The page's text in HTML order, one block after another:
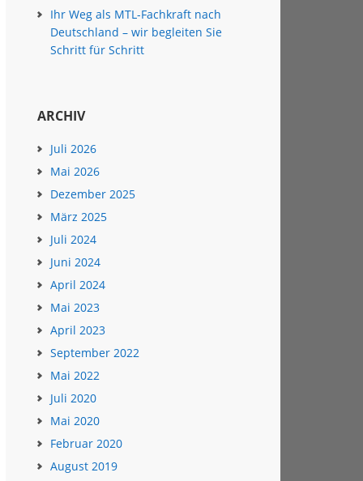
Ihr Weg als MTL-Fachkraft nach
Deutschland – wir begleiten Sie
Schritt für Schritt
ARCHIV
Juli 2026
Mai 2026
Dezember 2025
März 2025
Juli 2024
Juni 2024
April 2024
Mai 2023
April 2023
September 2022
Mai 2022
Juli 2020
Mai 2020
Februar 2020
August 2019